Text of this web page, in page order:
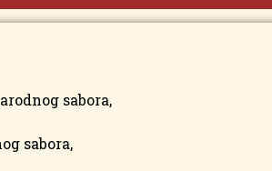
sabora,
sabora,